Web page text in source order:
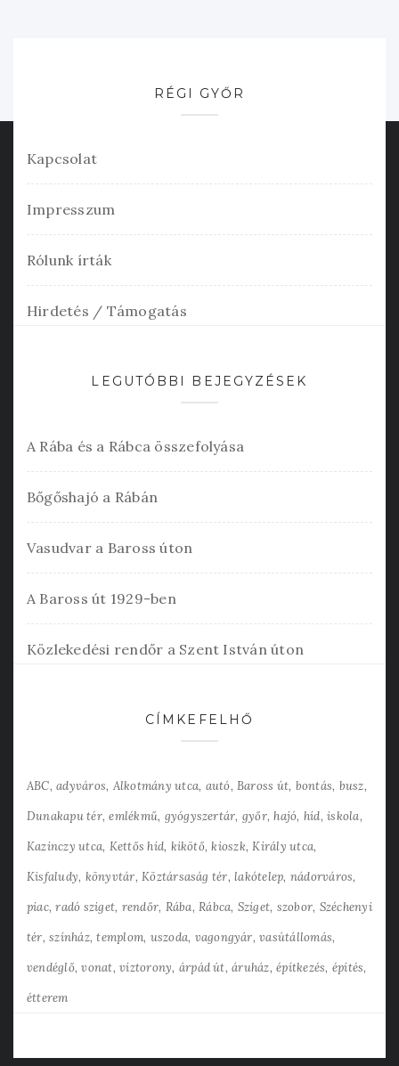
RÉGI GYŐR
Kapcsolat
Impresszum
Rólunk írták
Hirdetés / Támogatás
LEGUTÓBBI BEJEGYZÉSEK
A Rába és a Rábca összefolyása
Bőgőshajó a Rábán
Vasudvar a Baross úton
A Baross út 1929-ben
Közlekedési rendőr a Szent István úton
CÍMKEFELHŐ
ABC adyváros Alkotmány utca autó Baross út bontás busz
Dunakapu tér emlékmű gyógyszertár győr hajó híd iskola
Kazinczy utca Kettős híd kikötő kioszk Király utca
Kisfaludy könyvtár Köztársaság tér lakótelep nádorváros
piac radó sziget rendőr Rába Rábca Sziget szobor Széchenyi
tér színház templom uszoda vagongyár vasútállomás
vendéglő vonat víztorony árpád út áruház építkezés építés
étterem